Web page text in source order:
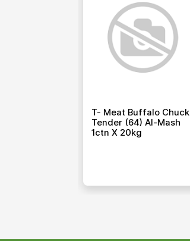
T- Meat Buffalo Chuck
Tender (64) Al-Mash
1ctn X 20kg